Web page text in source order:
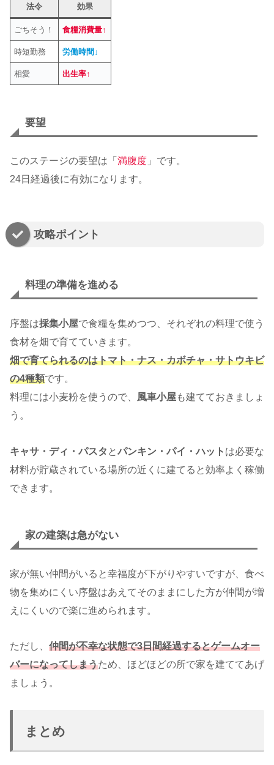
法令 効果
ごちそう！ 食糧消費量↑
時短勤務 労働時間↓
相愛 出生率↑
要望
このステージの要望は「 満腹度 」です。
24日経過後に有効になります。
攻略ポイント
料理の準備を進める
序盤は採集小屋で食糧を集めつつ、それぞれの料理で使う
食材を畑で育てていきます。
畑で育てられるのはトマト・ナス・カボチャ・サトウキビ
の4種類です。
料理には小麦粉を使うので、
風車小屋も建てておきましょ
う。
キャサ・ディ・パスタ とパンキン・パイ・ハット は必要な
材料が貯蔵されている場所の近くに建てると効率よく稼働
できます。
家の建築は急がない
家が無い仲間がいると幸福度が下がりやすいですが、食べ
物を集めにくい序盤はあえてそのままにした方が仲間が増
えにくいので楽に進められます。
ただし、 仲間が不幸な状態で3日間経過するとゲームオー
バーになってしまうため、ほどほどの所で家を建ててあげ
ましょう。
まとめ